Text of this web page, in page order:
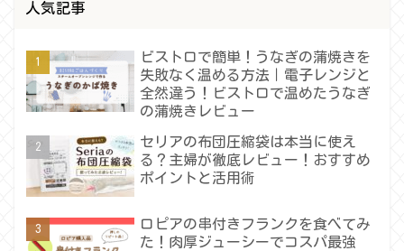
人気記事
ビストロで簡単！うなぎの蒲焼きを
失敗なく温める方法｜電子レンジと
全然違う！ビストロで温めたうなぎ
の蒲焼きレビュー
セリアの布団圧縮袋は本当に使え
る？主婦が徹底レビュー！おすすめ
ポイントと活用術
ロピアの串付きフランクを食べてみ
た！肉厚ジューシーでコスパ最強